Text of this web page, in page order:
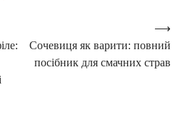
Сочевиця як варити: повний
посібник для смачних страв
⟶